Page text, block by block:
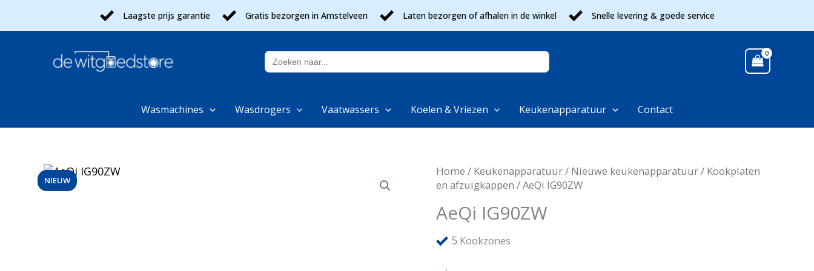
Laagste prijs garantie Gratis bezorgen in Amstelveen Laten bezorgen of afhalen in de winkel Snelle levering & goede service
Zoek
naar:
Wasmachines Wasdrogers Vaatwassers Koelen & Vriezen Keukenapparatuur Contact
NIEUW
Home / Keukenapparatuur/ Nieuwe keukenapparatuur/ Kookplaten
en afzuigkappen / AeQi IG90ZW
AeQi IG90ZW
5 Kookzones